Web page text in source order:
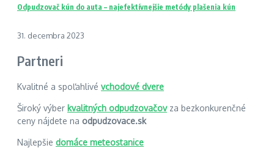
Odpudzovač kún do auta – najefektívnejšie metódy plašenia kún
31. decembra 2023
Partneri
Kvalitné a spoľahlivé vchodové dvere
Široký výber kvalitných odpudzovačovza bezkonkurenčné
ceny nájdete na odpudzovace.sk
Najlepšie domáce meteostanice